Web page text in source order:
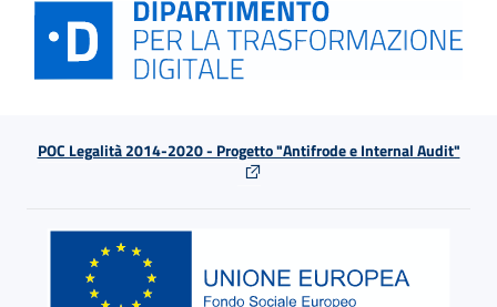
POC Legalità 2014-2020 - Progetto "Antifrode e Internal Audit"